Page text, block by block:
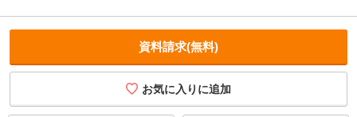
資料請求(無料)